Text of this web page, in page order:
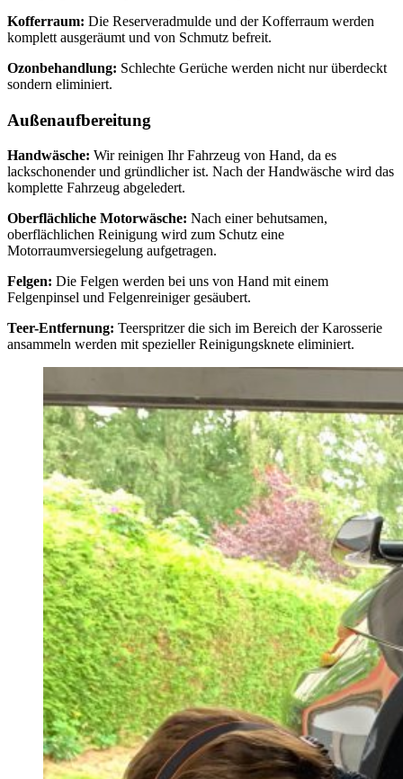
Kofferraum: Die Reserveradmulde und der Kofferraum werden
komplett ausgeräumt und von Schmutz befreit.
Ozonbehandlung: Schlechte Gerüche werden nicht nur überdeckt
sondern eliminiert.
Außenaufbereitung
Handwäsche: Wir reinigen Ihr Fahrzeug von Hand, da es
lackschonender und gründlicher ist. Nach der Handwäsche wird das
komplette Fahrzeug abgeledert.
Oberflächliche Motorwäsche: Nach einer behutsamen,
oberflächlichen Reinigung wird zum Schutz eine
Motorraumversiegelung aufgetragen.
Felgen: Die Felgen werden bei uns von Hand mit einem
Felgenpinsel und Felgenreiniger gesäubert.
Teer-Entfernung: Teerspritzer die sich im Bereich der Karosserie
ansammeln werden mit spezieller Reinigungsknete eliminiert.